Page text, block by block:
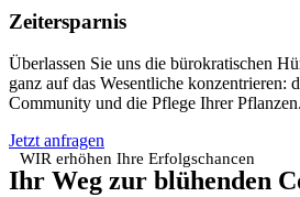
Zeitersparnis
Überlassen Sie uns die bürokratischen
ganz auf das Wesentliche konzentrieren:
Community und die Pflege Ihrer Pflanzen.
Jetzt anfragen
WIR erhöhen Ihre Erfolgschancen
Ihr Weg zur blühenden